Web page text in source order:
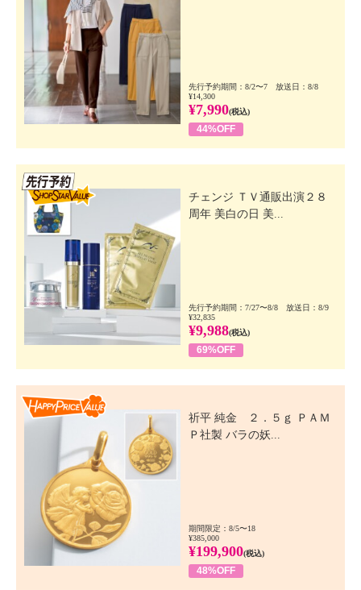
先行予約期間：8/2〜7 放送日：8/8
¥14,300
¥7,990(税込)
44%OFF
チェンジ ＴＶ通販出演２８
周年 美白の日 美...
先行予約期間：7/27〜8/8 放送日：8/9
¥32,835
¥9,988(税込)
69%OFF
祈平 純金 ２．５ｇ ＰＡＭ
Ｐ社製 バラの妖...
期間限定：8/5〜18
¥385,000
¥199,900(税込)
48%OFF